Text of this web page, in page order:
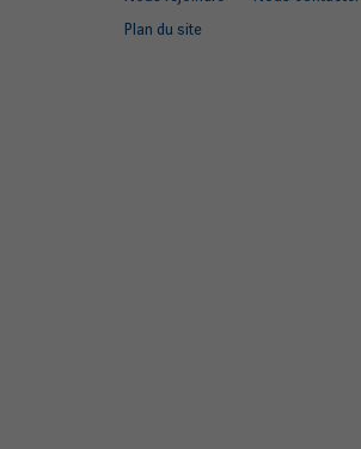
Plan du site